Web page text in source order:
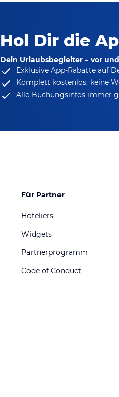
Hol Dir die
Dein Urlaubsbegleiter – vor
Exklusive App-Rabatteauf
Komplett kostenlos, keine
Alle Buchungsinfos immer
Für Partner
Hoteliers
Widgets
Partnerprogramm
Code of Conduct